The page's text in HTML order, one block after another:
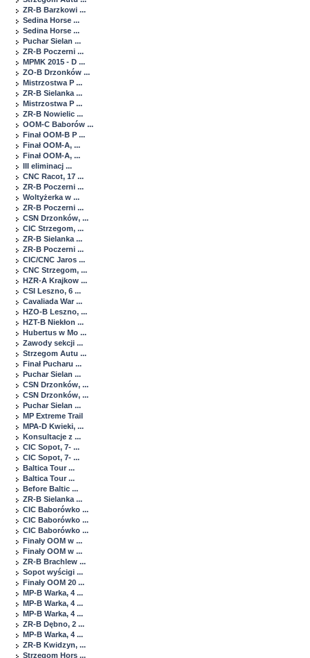
ZR-B Barzkowi ...
Sedina Horse ...
Sedina Horse ...
Puchar Sielan ...
ZR-B Poczerni ...
MPMK 2015 - D ...
ZO-B Drzonków ...
Mistrzostwa P ...
ZR-B Sielanka ...
Mistrzostwa P ...
ZR-B Nowielic ...
OOM-C Baborów ...
Finał OOM-B P ...
Finał OOM-A, ...
Finał OOM-A, ...
III eliminacj ...
CNC Racot, 17 ...
ZR-B Poczerni ...
Woltyżerka w ...
ZR-B Poczerni ...
CSN Drzonków, ...
CIC Strzegom, ...
ZR-B Sielanka ...
ZR-B Poczerni ...
CIC/CNC Jaros ...
CNC Strzegom, ...
HZR-A Krajkow ...
CSI Leszno, 6 ...
Cavaliada War ...
HZO-B Leszno, ...
HZT-B Niekłon ...
Hubertus w Mo ...
Zawody sekcji ...
Strzegom Autu ...
Finał Pucharu ...
Puchar Sielan ...
CSN Drzonków, ...
CSN Drzonków, ...
Puchar Sielan ...
MP Extreme Trail
MPA-D Kwieki, ...
Konsultacje z ...
CIC Sopot, 7- ...
CIC Sopot, 7- ...
Baltica Tour ...
Baltica Tour ...
Before Baltic ...
ZR-B Sielanka ...
CIC Baborówko ...
CIC Baborówko ...
CIC Baborówko ...
Finały OOM w ...
Finały OOM w ...
ZR-B Brachlew ...
Sopot wyścigi ...
Finały OOM 20 ...
MP-B Warka, 4 ...
MP-B Warka, 4 ...
MP-B Warka, 4 ...
ZR-B Dębno, 2 ...
MP-B Warka, 4 ...
ZR-B Kwidzyn, ...
Strzegom Hors ...